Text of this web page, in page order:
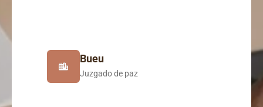
Bueu
Juzgado de paz